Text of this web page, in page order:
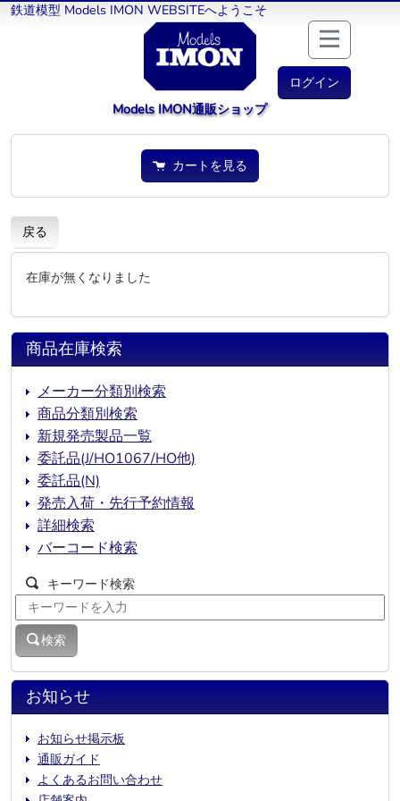
鉄道模型 Models IMON WEBSITEへようこそ
ログイン
Models IMON通販ショップ
カートを見る
戻る
在庫が無くなりました
お知らせ
お知らせ掲示板
通販ガイド
よくあるお問い合わせ
商品在庫検索
メーカー分類別検索
商品分類別検索
新規発売製品一覧
委託品(J/HO1067/HO他)
委託品(N)
発売入荷・先行予約情報
詳細検索
バーコード検索
キーワード検索
検索